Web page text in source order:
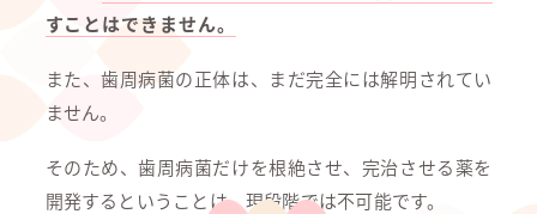
すことはできません。
また、歯周病菌の正体は、まだ完全には解明されてい
ません。
そのため、歯周病菌だけを根絶させ、完治させる薬を
開発するということは、現段階では不可能です。